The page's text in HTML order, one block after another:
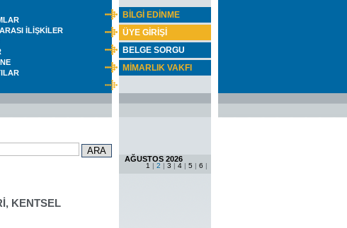
BİLGİ EDİNME
ÜYE GİRİŞİ
BELGE SORGU
MİMARLIK VAKFI
AĞUSTOS 2026
1 | 2 | 3 | 4 | 5 | 6 |
İLİŞKİLER
KENTSEL